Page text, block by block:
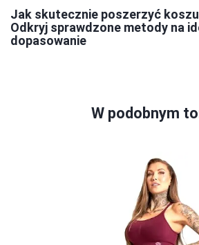
Jak skutecznie poszerzyć
Odkryj sprawdzone metody na
dopasowanie
W podobnym